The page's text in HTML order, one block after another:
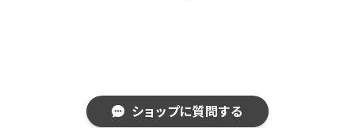
ショップに質問する